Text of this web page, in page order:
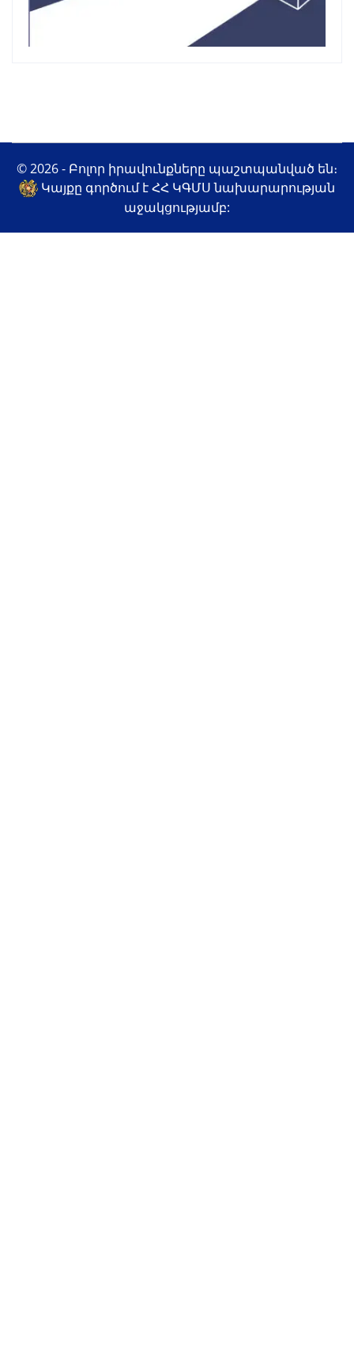
© 2026 - Բոլոր իրավունքները պաշտպանված են։
Կայքը գործում է ՀՀ ԿԳՄՍ նախարարության
աջակցությամբ: